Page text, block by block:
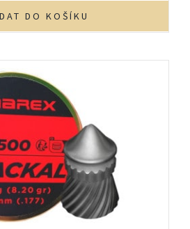
DO KOŠÍKU